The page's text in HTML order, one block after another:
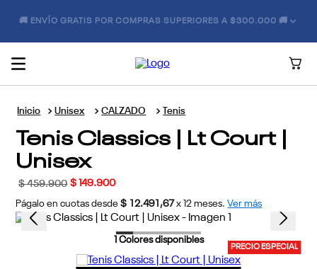
🚚 ENVÍO GRATIS POR COMPRAS SUPERIORES A $300.000 🚚
Unisex CALZADO Tenis
Tenis Classics | Lt Court |
Unisex
$ 459.900 $ 149.900
Págalo en cuotas desde $ 12.491,67 x 12 meses. Ver más
PRECIO ESPECIAL
Colores disponibles